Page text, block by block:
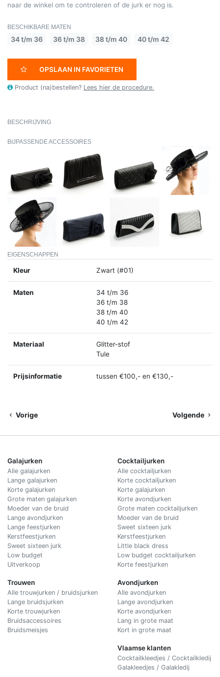
naar de winkel om te controleren of de jurk er nog is.
BESCHIKBARE MATEN
34 t/m 36 36 t/m 38 38 t/m 40 40 t/m 42
OPSLAAN IN FAVORIETEN
Product (na)bestellen? Lees hier de procedure.
BESCHRIJVING
BIJPASSENDE ACCESSOIRES
EIGENSCHAPPEN
Kleur Zwart (#01)
Maten
34 t/m 36
36 t/m 38
38 t/m 40
40 t/m 42
Materiaal
Glitter-stof
Tule
Prijsinformatie tussen €100,- en €130,-
Vorige Volgende
Galajurken
Alle galajurken
Lange galajurken
Korte galajurken
Grote maten galajurken
Moeder van de bruid
Lange avondjurken
Lange feestjurken
Kerstfeestjurken
Sweet sixteen jurk
Low budget
Uitverkoop
Trouwen
Alle trouwjurken / bruidsjurken
Lange bruidsjurken
Korte trouwjurken
Bruidsaccessoires
Bruidsmeisjes
Cocktailjurken
Alle cocktailjurken
Korte cocktailjurken
Korte galajurken
Korte avondjurken
Grote maten cocktailjurken
Moeder van de bruid
Sweet sixteen jurk
Kerstfeestjurken
Little black dress
Low budget cocktailjurken
Korte feestjurken
Avondjurken
Alle avondjurken
Lange avondjurken
Korte avondjurken
Lang in grote maat
Kort in grote maat
Vlaamse klanten
Cocktailkleedjes / Cocktailkledij
Galakleedjes / Galakledij